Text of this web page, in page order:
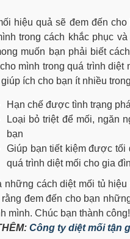
hiệu quả sẽ đem đến
trong cách khắc phục
muốn bạn phải biết
mình trong quá trình
ích cho bạn ít nhiều
Hạn chế được tình trạng
Loại bỏ triệt để mối, ngăn
bạn
Giúp bạn tiết kiệm được tối
quá trình diệt mối cho gia
những cách diệt mối tủ
rằng đem đến cho bạn
mình. Chúc bạn thành công!
Công ty diệt mối tận